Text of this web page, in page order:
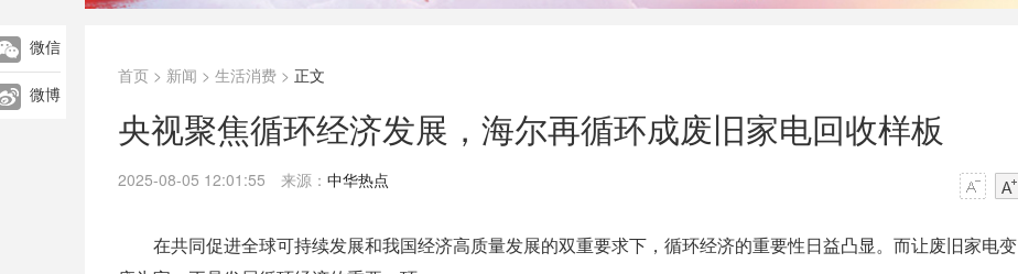
微信
微博
首页 > 新闻 > 生活消费 > 正文
央视聚焦循环经济发展，海尔再循环成废旧家电回收样板
2025-08-05 12:01:55 来源： 中华热点
在共同促进全球可持续发展和我国经济高质量发展的双重要求下，循环经济的重要性日益凸显。而让废旧家电变